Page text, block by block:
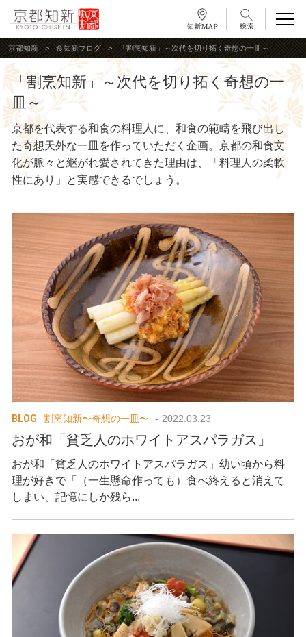
京都知新 食知新ブログ 「割烹知新」～次代を切り拓く奇想の一皿～
「割烹知新」～次代を切り拓く奇想の一
皿～
京都を代表する和食の料理人に、和食の範疇を飛び出し
た奇想天外な一皿を作っていただく企画。京都の和食文
化が脈々と継がれ愛されてきた理由は、「料理人の柔軟
性にあり」と実感できるでしょう。
BLOG 割烹知新〜奇想の一皿〜 2022.03.23
おが和「貧乏人のホワイトアスパラガス」
おが和「貧乏人のホワイトアスパラガス」幼い頃から料
理が好きで「（一生懸命作っても）食べ終えると消えて
しまい、記憶にしか残ら...